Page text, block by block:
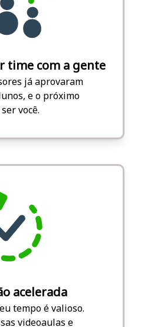
time com a gente
já aprovaram
e o próximo
você.
acelerada
tempo é valioso.
videoaulas e